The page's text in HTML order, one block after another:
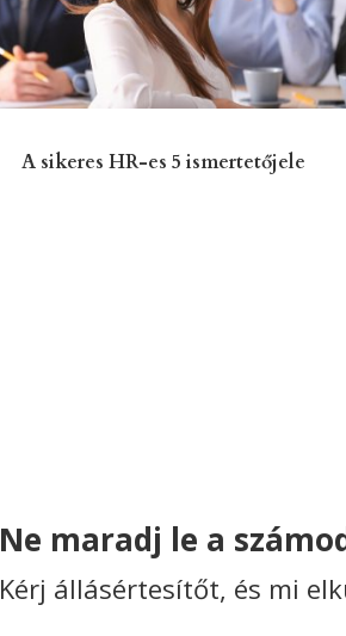
A sikeres HR-es 5 ismertetőjele
Ne maradj le a
Kérj állásértesítőt, és mi